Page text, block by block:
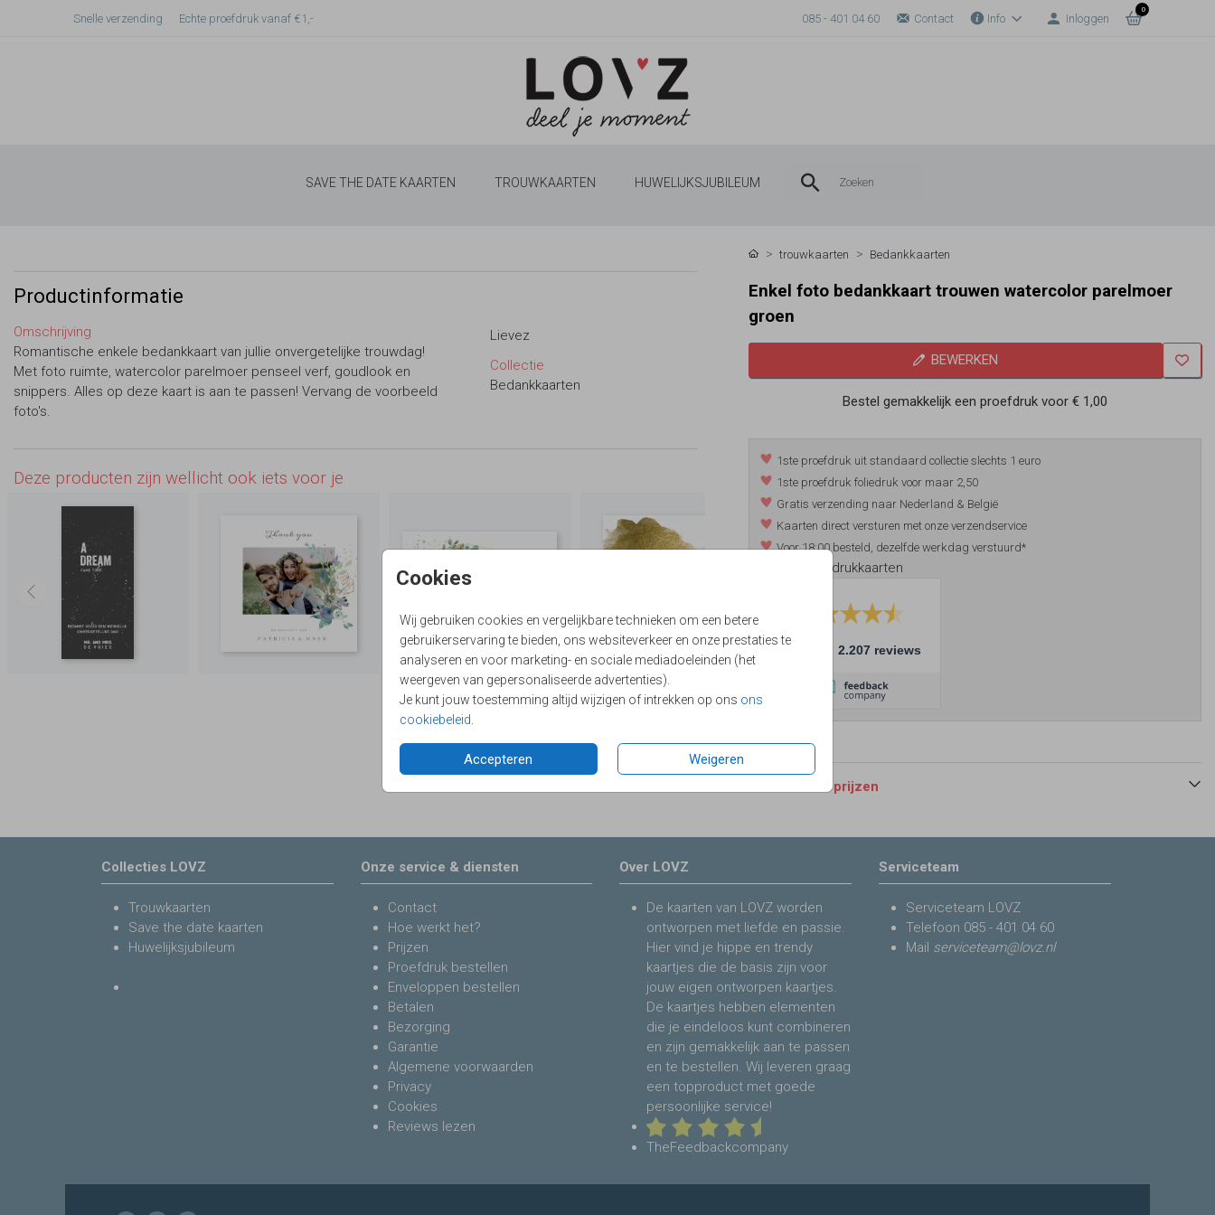
Snelle verzending Echte proefdruk vanaf €1,- 085 - 401 04 60 Contact Info Inloggen
0
SAVE THE DATE KAARTEN TROUWKAARTEN HUWELIJKSJUBILEUM
Cookies
Wij gebruiken cookies en vergelijkbare technieken om een betere
gebruikerservaring te bieden, ons websiteverkeer en onze prestaties te
analyseren en voor marketing- en sociale mediadoeleinden (het
weergeven van gepersonaliseerde advertenties).
Je kunt jouw toestemming altijd wijzigen of intrekken op ons ons
cookiebeleid
Accepteren Weigeren
Productinformatie
Omschrijving
Romantische enkele bedankkaart van jullie onvergetelijke trouwdag!
Met foto ruimte, watercolor parelmoer penseel verf, goudlook en
snippers. Alles op deze kaart is aan te passen! Vervang de voorbeeld
foto's.
Lievez
Collectie
Bedankkaarten
Deze producten zijn wellicht ook iets voor je
trouwkaarten Bedankkaarten
Enkel foto bedankkaart trouwen watercolor parelmoer
groen
BEWERKEN
Bestel gemakkelijk een proefdruk voor€ 1,00
1ste proefdruk uit standaard collectie slechts 1 euro
1ste proefdruk foliedruk voor maar 2,50
Gratis verzending naar Nederland & België
Kaarten direct versturen met onze verzendservice
Voor 18:00 besteld, dezelfde werkdag verstuurd*
*m.u.v. foliedrukkaarten
9.4 2.207 reviews
Formaten en prijzen
Collecties LOVZ
Trouwkaarten
Save the date kaarten
Huwelijksjubileum
Onze service & diensten
Contact
Hoe werkt het?
Prijzen
Proefdruk bestellen
Enveloppen bestellen
Betalen
Bezorging
Garantie
Algemene voorwaarden
Privacy
Cookies
Reviews lezen
Over LOVZ
De kaarten van LOVZ worden
ontworpen met liefde en passie.
Hier vind je hippe en trendy
kaartjes die de basis zijn voor
jouw eigen ontworpen kaartjes.
De kaartjes hebben elementen
die je eindeloos kunt combineren
en zijn gemakkelijk aan te passen
en te bestellen. Wij leveren graag
een topproduct met goede
persoonlijke service!
TheFeedbackcompany
Serviceteam
Serviceteam LOVZ
Telefoon 085 - 401 04 60
Mail serviceteam@lovz.nl